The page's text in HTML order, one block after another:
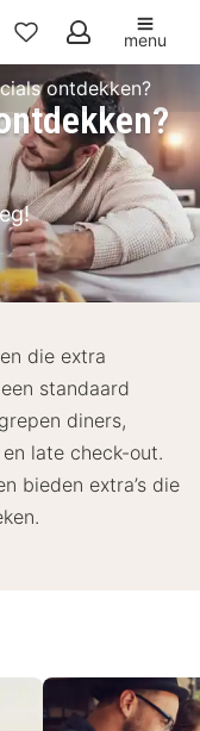
Mijn
favorieten
menu
ontdekken?
die extra
standaard
diners,
late check-out.
bieden extra’s die